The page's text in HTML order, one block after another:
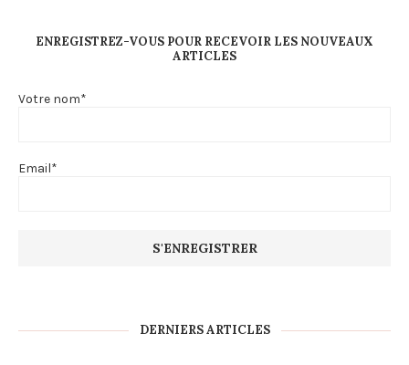
ENREGISTREZ-VOUS POUR RECEVOIR LES NOUVEAUX
ARTICLES
Votre nom*
Email*
DERNIERS ARTICLES